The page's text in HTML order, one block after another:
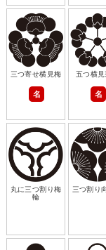
三つ寄せ横見梅
名
五つ横
名
丸に三つ割り梅
輪
三つ割り